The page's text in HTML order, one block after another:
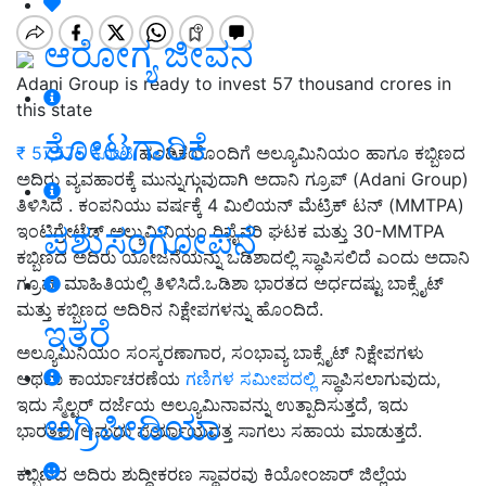
ಆರೋಗ್ಯ ಜೀವನ
ತೋಟಗಾರಿಕೆ
ಪಶುಸಂಗೋಪನೆ
ಇತರೆ
ಅಗ್ರಿಪೀಡಿಯಾ
Adani Group is ready to invest 57 thousand crores in
this state
₹ 57,575 ಕೋಟಿಹೂಡಿಕೆಯೊಂದಿಗೆ ಅಲ್ಯೂಮಿನಿಯಂ ಹಾಗೂ ಕಬ್ಬಿಣದ
ಅದಿರು ವ್ಯವಹಾರಕ್ಕೆ ಮುನ್ನುಗ್ಗುವುದಾಗಿ ಅದಾನಿ ಗ್ರೂಪ್‌ (Adani Group)
ತಿಳಿಸಿದೆ . ಕಂಪನಿಯು ವರ್ಷಕ್ಕೆ 4 ಮಿಲಿಯನ್ ಮೆಟ್ರಿಕ್ ಟನ್ (MMTPA)
ಇಂಟಿಗ್ರೇಟೆಡ್ ಅಲ್ಯುಮಿನಿಯಂ ರಿಫೈನರಿ ಘಟಕ ಮತ್ತು 30-MMTPA
ಕಬ್ಬಿಣದ ಅದಿರು ಯೋಜನೆಯನ್ನು ಒಡಿಶಾದಲ್ಲಿ ಸ್ಥಾಪಿಸಲಿದೆ ಎಂದು ಅದಾನಿ
ಗ್ರೂಪ್‌ ಮಾಹಿತಿಯಲ್ಲಿ ತಿಳಿಸಿದೆ.ಒಡಿಶಾ ಭಾರತದ ಅರ್ಧದಷ್ಟು ಬಾಕ್ಸೈಟ್
ಮತ್ತು ಕಬ್ಬಿಣದ ಅದಿರಿನ ನಿಕ್ಷೇಪಗಳನ್ನು ಹೊಂದಿದೆ.
ಅಲ್ಯೂಮಿನಿಯಂ ಸಂಸ್ಕರಣಾಗಾರ, ಸಂಭಾವ್ಯ ಬಾಕ್ಸೈಟ್ ನಿಕ್ಷೇಪಗಳು
ಅಥವಾ ಕಾರ್ಯಾಚರಣೆಯ ಗಣಿಗಳ ಸಮೀಪದಲ್ಲಿ ಸ್ಥಾಪಿಸಲಾಗುವುದು,
ಇದು ಸ್ಮೆಲ್ಟರ್ ದರ್ಜೆಯ ಅಲ್ಯೂಮಿನಾವನ್ನು ಉತ್ಪಾದಿಸುತ್ತದೆ, ಇದು
ಭಾರತವು ಆಮದು ಪರ್ಯಾಯದತ್ತ ಸಾಗಲು ಸಹಾಯ ಮಾಡುತ್ತದೆ.
ಕಬ್ಬಿಣದ ಅದಿರು ಶುದ್ಧೀಕರಣ ಸ್ಥಾವರವು ಕಿಯೋಂಜಾರ್ ಜಿಲ್ಲೆಯ